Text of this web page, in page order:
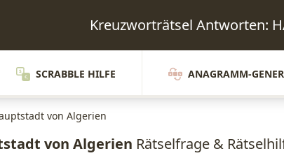
Kreuzworträtsel Antworten:
SCRABBLE HILFE ANAGRAMM-
von Algerien
von Algerien Rätselfrage &